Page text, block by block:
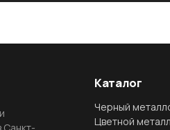
Каталог
Черный
Цветной